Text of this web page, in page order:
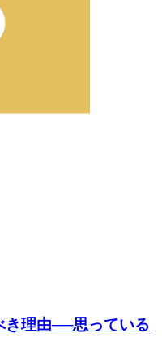
き理由──思っている